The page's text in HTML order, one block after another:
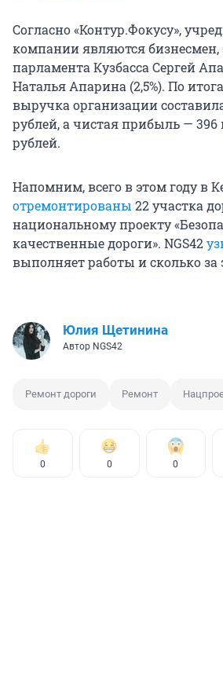
Согласно «Контур.Фокусу»,
компании являются бизнесмен,
парламента Кузбасса Сергей
Наталья Апарина (2,5%). По
выручка организации
рублей, а чистая прибыль —
рублей.
Напомним, всего в этом году в
отремонтированы 22 участка
национальному проекту
качественные дороги». NGS42
выполняет работы и сколько за
Юлия Щетинина
Автор NGS42
Ремонт дороги Ремонт
0 0 0